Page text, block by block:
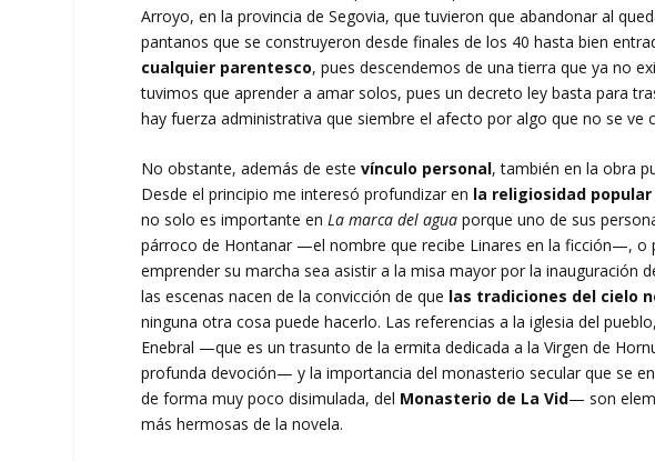
Arroyo, en la provincia de Segovia, que tuvieron que abandonar al
pantanos que se construyeron desde finales de los 40 hasta bien
cualquier parentesco, pues descendemos de una tierra que ya no
tuvimos que aprender a amar solos, pues un decreto ley basta para
hay fuerza administrativa que siembre el afecto por algo que no se ve
No obstante, además de estevínculo personal, también en la obra
Desde el principio me interesó profundizar en la religiosidad popular
no solo es importante enLa marca del agua porque uno de sus
párroco de Hontanar —el nombre que recibe Linares en la ficción—, o
emprender su marcha sea asistir a la misa mayor por la inauguración
las escenas nacen de la convicción de que las tradiciones del cielo
ninguna otra cosa puede hacerlo. Las referencias a la iglesia del
Enebral —que es un trasunto de la ermita dedicada a la Virgen de
profunda devoción— y la importancia del monasterio secular que se
de forma muy poco disimulada, del Monasterio de La Vid— son
más hermosas de la novela.